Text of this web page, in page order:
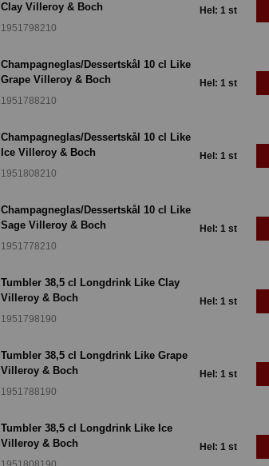
Clay Villeroy & Boch
1951798210
Hel: 1 st
Champagneglas/Dessertskål 10 cl Like
Grape Villeroy & Boch
1951788210
Hel: 1 st
Champagneglas/Dessertskål 10 cl Like
Ice Villeroy & Boch
1951808210
Hel: 1 st
Champagneglas/Dessertskål 10 cl Like
Sage Villeroy & Boch
1951778210
Hel: 1 st
Tumbler 38,5 cl Longdrink Like Clay
Villeroy & Boch
1951798190
Hel: 1 st
Tumbler 38,5 cl Longdrink Like Grape
Villeroy & Boch
1951788190
Hel: 1 st
Tumbler 38,5 cl Longdrink Like Ice
Villeroy & Boch
Hel: 1 st